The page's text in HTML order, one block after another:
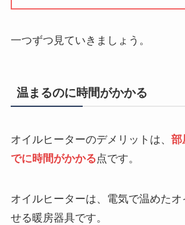
一つずつ見ていきましょう。
温まるのに時間がかかる
オイルヒーターのデメリットは、 部
でに時間がかかる点です。
オイルヒーターは、電気で温めたオ
せる暖房器具です。